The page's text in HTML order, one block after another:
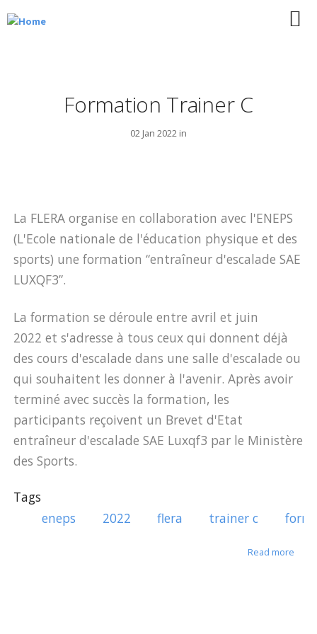
Formation Trainer C
02 Jan 2022 in
La FLERA organise en collaboration avec l'ENEPS
(L'Ecole nationale de l'éducation physique et des
sports) une formation “entraîneur d'escalade SAE
LUXQF3”.
La formation se déroule entre avril et juin
2022 et s'adresse à tous ceux qui donnent déjà
des cours d'escalade dans une salle d'escalade ou
qui souhaitent les donner à l'avenir. Après avoir
terminé avec succès la formation, les
participants reçoivent un Brevet d'Etat
entraîneur d'escalade SAE Luxqf3 par le Ministère
des Sports.
Tags
eneps
2022 flera trainer c
Read more